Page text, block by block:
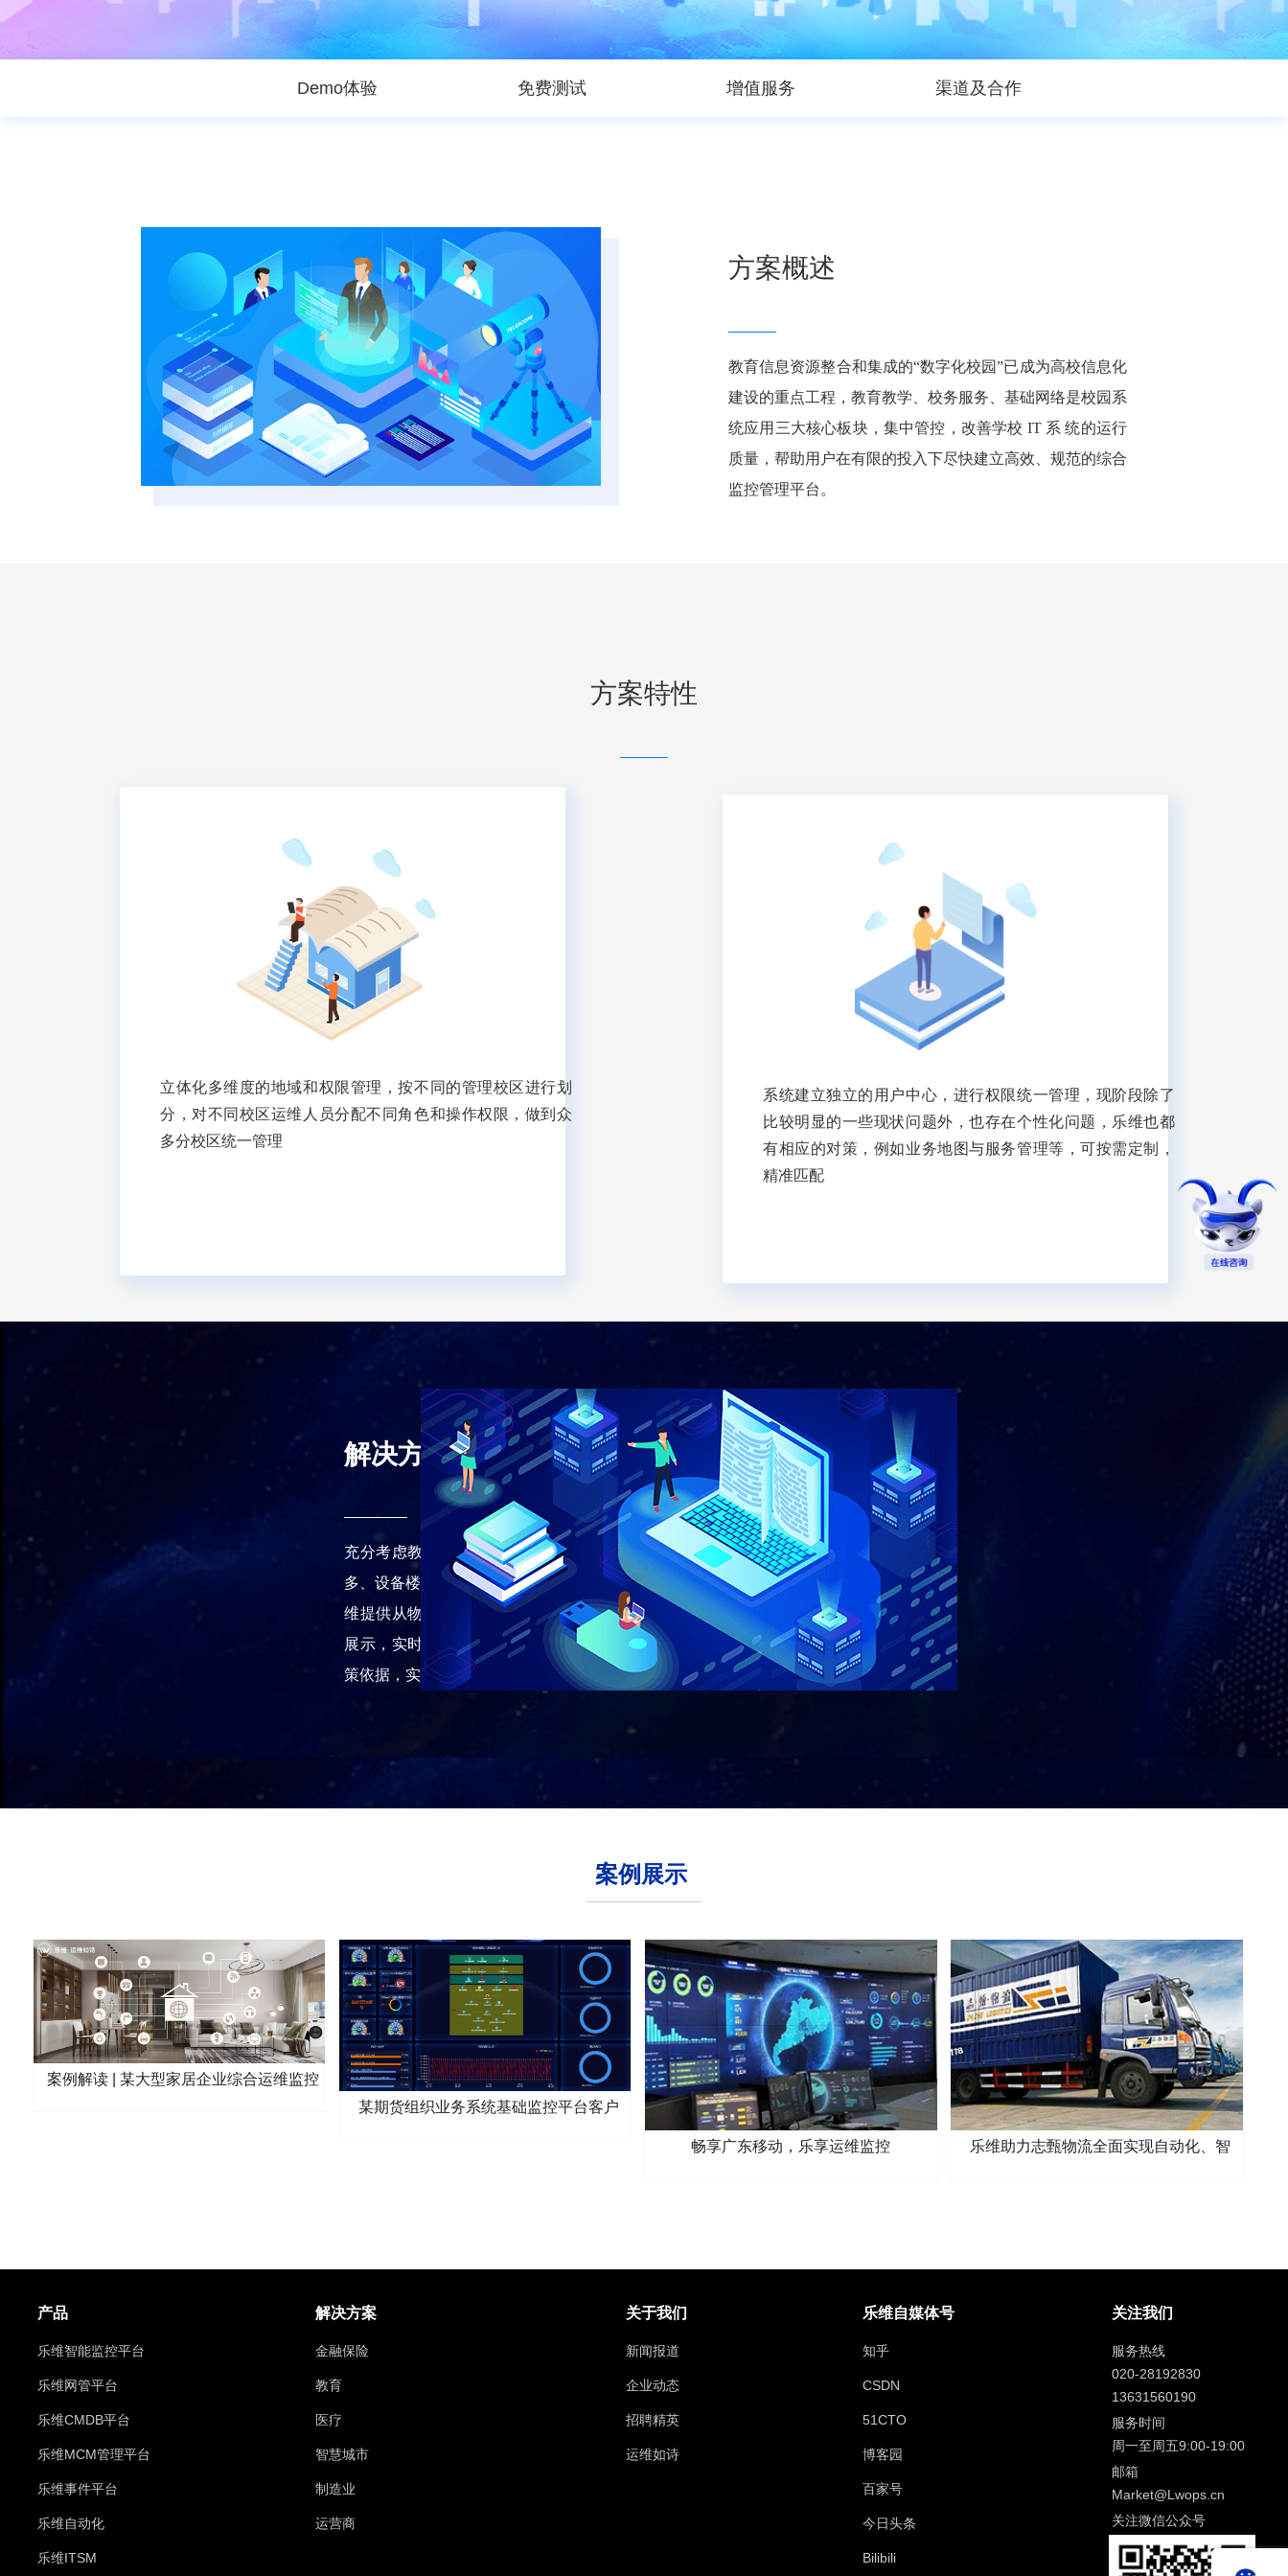
Demo体验 免费测试 增值服务 渠道及合作
方案概述
教育信息资源整合和集成的“数字化校园”已成为高校信息化
建设的重点工程，教育教学、校务服务、基础网络是校园系
统应用三大核心板块，集中管控，改善学校 IT 系 统的运行
质量，帮助用户在有限的投入下尽快建立高效、规范的综合
监控管理平台。
方案特性
立体化多维度的地域和权限管理，按不同的管理校区进行划
分，对不同校区运维人员分配不同角色和操作权限，做到众
多分校区统一管理
系统建立独立的用户中心，进行权限统一管理，现阶段除了
比较明显的一些现状问题外，也存在个性化问题，乐维也都
有相应的对策，例如业务地图与服务管理等，可按需定制，
精准匹配
解决方案
充分考虑教育行业实际需求，针对网络涉及范围广、设备种类
多、设备楼宇科室分布散、IT设备的更新迭代速度快等问题，乐
维提供从物理层到业务层的一站式监控，对复杂网络环境透明
展示，实时掌握整个网络的动态运行情况，给信息部门提供决
策依据，实现高效管理。
案例展示
案例解读 | 某大型家居企业综合运维监控
某期货组织业务系统基础监控平台客户
畅享广东移动，乐享运维监控
乐维助力志甄物流全面实现自动化、智
产品
乐维智能监控平台
乐维网管平台
乐维CMDB平台
乐维MCM管理平台
乐维事件平台
乐维自动化
乐维ITSM
解决方案
金融保险
教育
医疗
智慧城市
制造业
运营商
关于我们
新闻报道
企业动态
招聘精英
运维如诗
乐维自媒体号
知乎
CSDN
51CTO
博客园
百家号
今日头条
Bilibili
关注我们
服务热线
020-28192830
13631560190
服务时间
周一至周五9:00-19:00
邮箱
Market@Lwops.cn
关注微信公众号